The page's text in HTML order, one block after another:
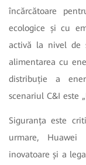
încărcătoare
ecologice și cu
activă la nivel de
alimentarea cu
distribuție a
scenariul C&I este
Siguranța este
urmare,
inovatoare și a